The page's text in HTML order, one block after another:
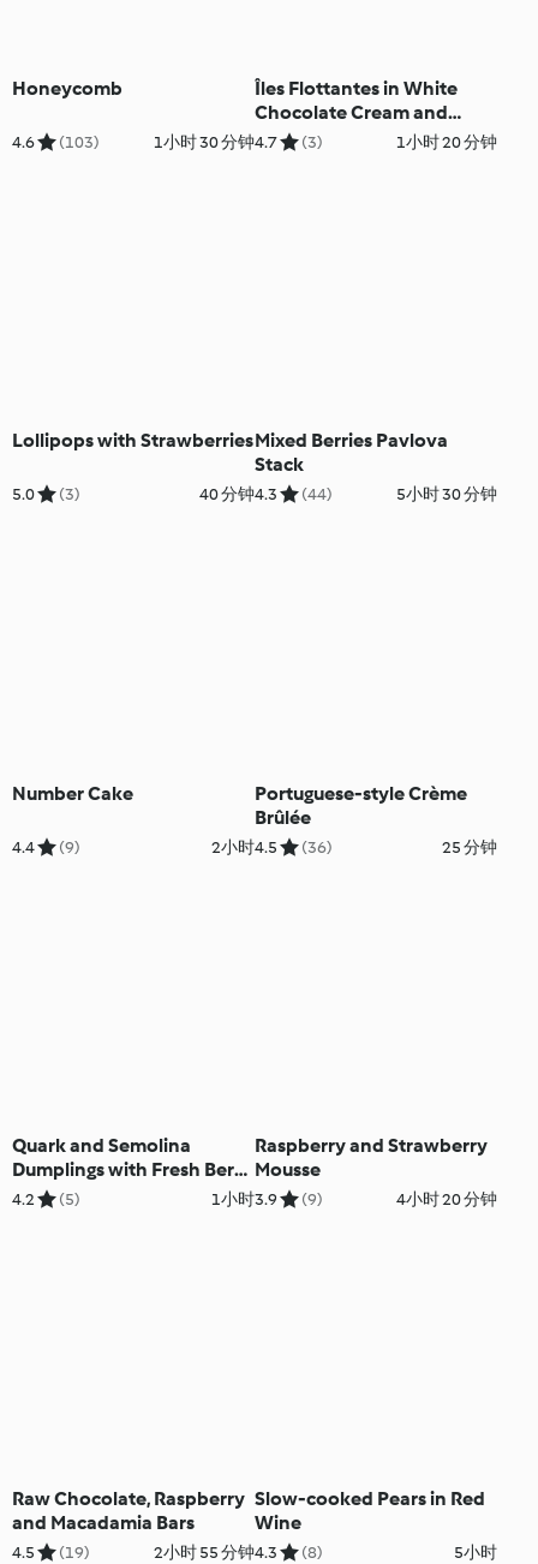
Honeycomb
4.6 (103) 1小时 30 分钟
Îles Flottantes in White
Chocolate Cream and
Roses
4.7 (3) 1小时 20 分钟
Lollipops with Strawberries
5.0 (3) 40 分钟
Mixed Berries Pavlova
Stack
4.3 (44) 5小时 30 分钟
Number Cake
4.4 (9) 2小时
Portuguese-style Crème
Brûlée
4.5 (36) 25 分钟
Quark and Semolina
Dumplings with Fresh Berry
Sauce
4.2 (5) 1小时
Raspberry and Strawberry
Mousse
3.9 (9) 4小时 20 分钟
Raw Chocolate, Raspberry
and Macadamia Bars
4.5 (19) 2小时 55 分钟
Slow-cooked Pears in Red
Wine
4.3 (8) 5小时